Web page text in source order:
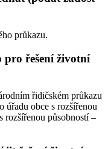
průkazu.
pro řešení životní
řidičském průkazu
úřadu obce s rozšířenou
rozšířenou působností –